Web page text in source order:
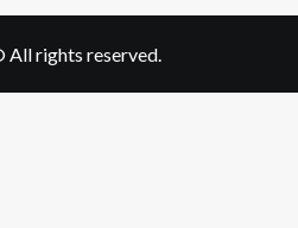
rights reserved.